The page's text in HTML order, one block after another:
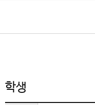
건
대
메
뉴
학생